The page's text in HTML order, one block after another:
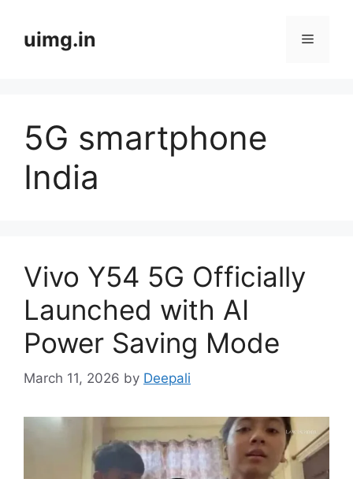
contentuimg.in Menu
5G smartphone
India
Vivo Y54 5G Officially
Launched with AI
Power Saving Mode
March 11, 2026 by Deepali